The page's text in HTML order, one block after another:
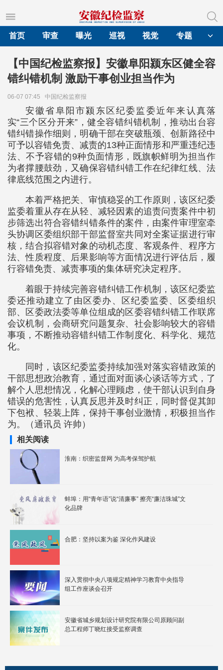
首页
审查 曝光 巡视 视觉 专题
【中国纪检监察报】安徽阜阳颍东区健全容
错纠错机制 激励干事创业担当作为
06-07 07:45 中国纪检监察报
安徽省阜阳市颍东区纪委监委近年来认真落
实“三个区分开来”，健全容错纠错机制，推动出台容
错纠错操作细则，明确干部在突破瓶颈、创新路径中
可予以容错免责、减责的13种正面情形和严重违纪违
法、不予容错的9种负面情形，既旗帜鲜明为担当作
为者撑腰鼓劲，又确保容错纠错工作在纪律红线、法
律底线范围之内进行。
本着严格把关、审慎稳妥的工作原则，该区纪委
监委着重从存在从轻、减轻因素的追责问责案件中初
步筛选出符合容错纠错条件的案件，由案件审理室牵
头协调区委组织部干部监督室共同对全案证据进行审
核，结合拟容错对象的动机态度、客观条件、程序方
法、性质程度、后果影响等方面情况进行评估后，履
行容错免责、减责事项的集体研究决定程序。
着眼于持续完善容错纠错工作机制，该区纪委监
委还推动建立了由区委办、区纪委监委、区委组织
部、区委政法委等单位组成的区委容错纠错工作联席
会议机制，会商研究问题复杂、社会影响较大的容错
事项，不断推动容错纠错工作制度化、科学化、规范
化。
同时，该区纪委监委持续加强对落实容错政策的
干部思想政治教育，通过面对面谈心谈话等方式，了
解个人思想情况，化解心理顾虑，使干部认识到自身
错误的危害性，认真反思并及时纠正，同时督促其卸
下包袱、轻装上阵，保持干事创业激情，积极担当作
为。（通讯员 许帅）
相关阅读
淮南：织密监督网 为高考保驾护航
蚌埠：用“青年语”说“清廉事” 擦亮“廉洁珠城”文
化品牌
合肥：坚持以案为鉴 深化作风建设
深入贯彻中央八项规定精神学习教育中央指导
组工作座谈会召开
安徽省城乡规划设计研究院有限公司原顾问副
总工程师丁晓红接受监察调查